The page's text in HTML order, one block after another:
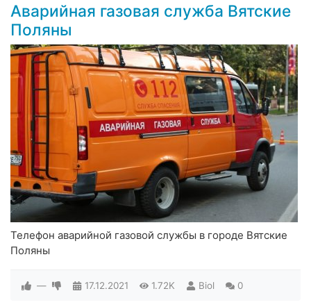
Аварийная газовая служба Вятские
Поляны
Телефон аварийной газовой службы в городе Вятские
Поляны
— 17.12.2021 1.72K Biol 0